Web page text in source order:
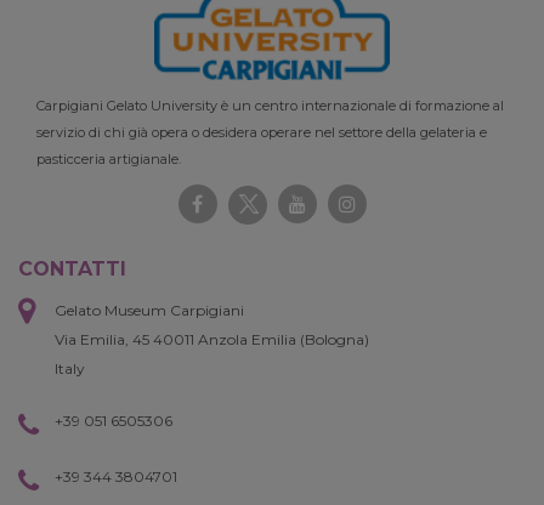
Carpigiani Gelato University è un centro internazionale di formazione al
servizio di chi già opera o desidera operare nel settore della gelateria e
pasticceria artigianale.
CONTATTI
Gelato Museum Carpigiani
Via Emilia, 45 40011 Anzola Emilia (Bologna)
Italy
+39 051 6505306
+39 344 3804701